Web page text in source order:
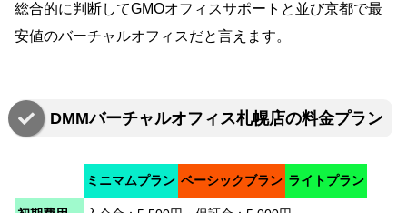
総合的に判断してGMOオフィスサポートと並び京都で最
安値のバーチャルオフィスだと言えます。
DMMバーチャルオフィス札幌店の料金プラン
ミニマムプラン ベーシックブラン ライトプラン